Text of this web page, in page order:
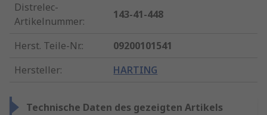
Distrelec-
Artikelnummer:
143-41-448
Herst. Teile-Nr.:
09200101541
Hersteller: HARTING
Technische Daten des gezeigten Artikels